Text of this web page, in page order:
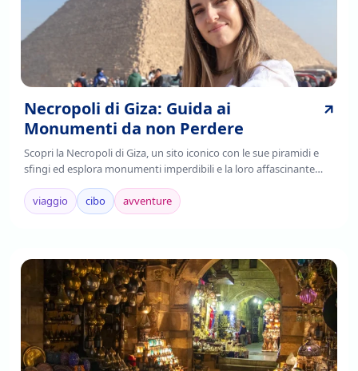
Necropoli di Giza: Guida ai
Monumenti da non Perdere
Scopri la Necropoli di Giza, un sito iconico con le sue piramidi e
sfingi ed esplora monumenti imperdibili e la loro affascinante
storia. Leggi di più!
viaggio
cibo avventure